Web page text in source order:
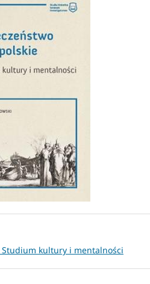
Studium kultury i mentalności